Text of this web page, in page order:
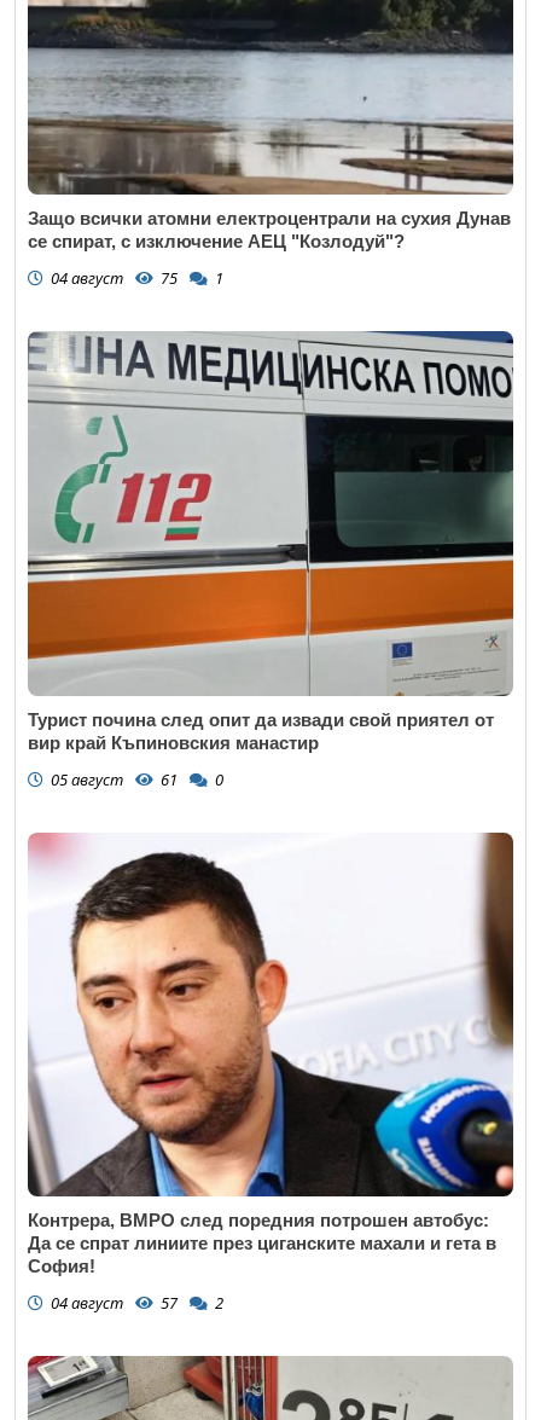
Защо всички атомни електроцентрали на сухия Дунав
се спират, с изключение АЕЦ "Козлодуй"?
04 август 75 1
Турист почина след опит да извади свой приятел от
вир край Къпиновския манастир
05 август 61 0
Контрера, ВМРО след поредния потрошен автобус:
Да се спрат линиите през циганските махали и гета в
София!
04 август 57 2